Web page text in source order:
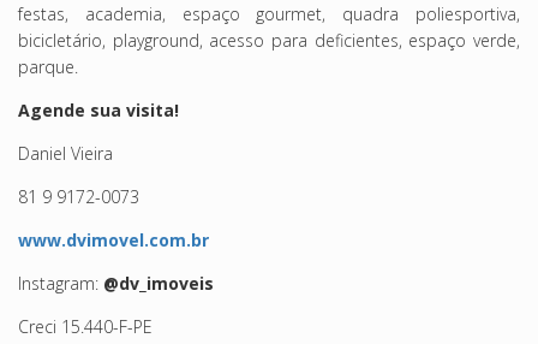
festas, academia, espaço gourmet, quadra poliesportiva,
bicicletário, playground, acesso para deficientes, espaço verde,
parque.
Agende sua visita!
Daniel Vieira
81 9 9172-0073
www.dvimovel.com.br
Instagram: @dv_imoveis
Creci 15.440-F-PE